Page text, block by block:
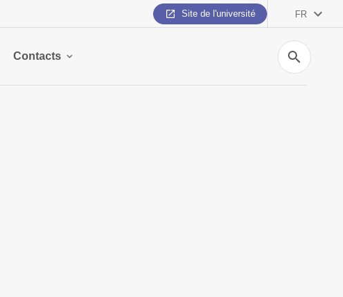
Site de l'université FR
Contacts
Recherche